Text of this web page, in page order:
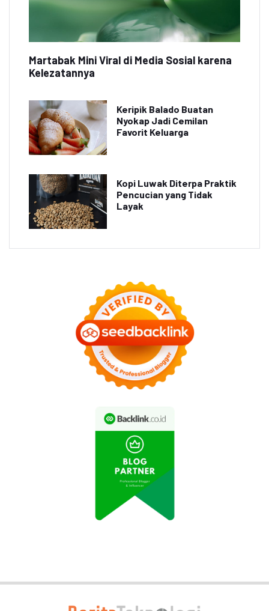
Martabak Mini Viral di Media Sosial karena
Kelezatannya
Keripik Balado Buatan
Nyokap Jadi Cemilan
Favorit Keluarga
Kopi Luwak Diterpa Praktik
Pencucian yang Tidak
Layak